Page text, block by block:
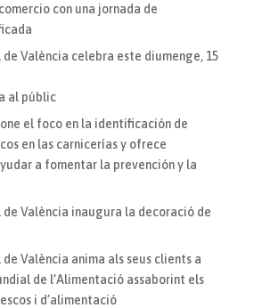
con una jornada de
València celebra este diumenge, 15
al públic
el foco en la identificación de
en las carnicerías y ofrece
a fomentar la prevención y la
de València inaugura la decoració de
València anima als seus clients a
de l’Alimentació assaborint els
i d’alimentació